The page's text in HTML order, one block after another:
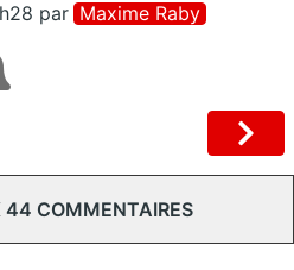
par Maxime Raby
44 COMMENTAIRES